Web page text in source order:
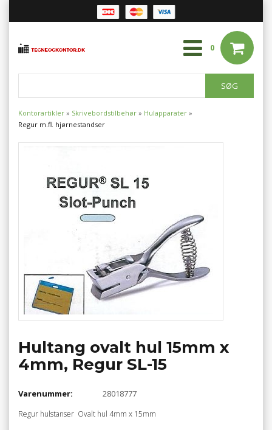
0
Kontorartikler » Skrivebordstilbehør » Hulapparater »
Regur m.fl. hjørnestandser
Hultang ovalt hul 15mm x
4mm, Regur SL-15
Varenummer: 28018777
Regur hulstanser Ovalt hul 4mm x 15mm